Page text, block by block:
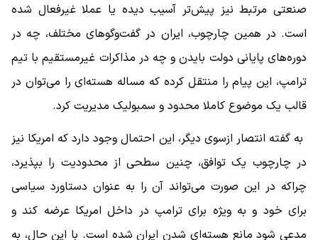
صنعتی مرتبط نیز پیش‌تر آسیب دیده یا عملا غیرفعال شده
است. در همین چارچوب، ایران در گفت‌وگوهای مختلف، چه در
دوره‌های پایانی دولت بایدن و چه در مذاکرات غیرمستقیم با تیم
ترامپ، این پیام را منتقل کرده که مساله هسته‌ای را می‌توان در
قالب یک موضوع کاملا محدود و سمبولیک مدیریت کرد.
به گفته انتصار ازسوی دیگر، این احتمال وجود دارد که امریکا نیز
در چارچوب یک توافق، چنین سطحی از محدودیت را بپذیرد،
چراکه در این صورت می‌تواند آن را به عنوان دستاورد سیاسی
برای خود و به ‌ویژه برای ترامپ در داخل امریکا عرضه کند و
مدعی شود مانع هسته‌ای شدن ایران شده است. با این حال، به